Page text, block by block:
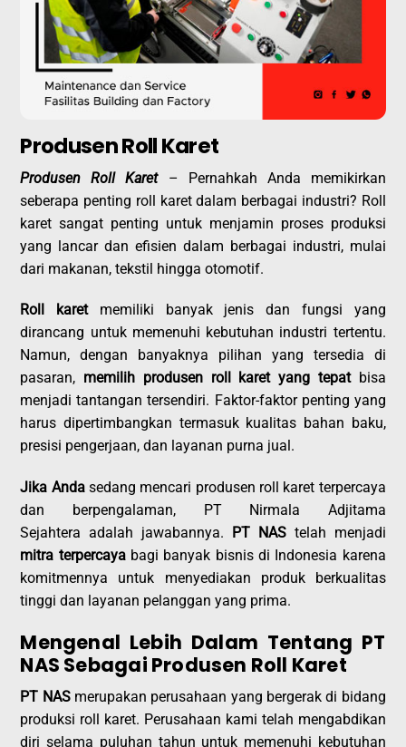
Produsen Roll Karet
Produsen Roll Karet– Pernahkah Anda memikirkan
seberapa penting roll karet dalam berbagai industri? Roll
karet sangat penting untuk menjamin proses produksi
yang lancar dan efisien dalam berbagai industri, mulai
dari makanan, tekstil hingga otomotif.
Roll karetmemiliki banyak jenis dan fungsi yang
dirancang untuk memenuhi kebutuhan industri tertentu.
Namun, dengan banyaknya pilihan yang tersedia di
pasaran, memilih produsen roll karet yang tepatbisa
menjadi tantangan tersendiri. Faktor-faktor penting yang
harus dipertimbangkan termasuk kualitas bahan baku,
presisi pengerjaan, dan layanan purna jual.
Jika Andasedang mencari produsen roll karet terpercaya
dan berpengalaman, PT Nirmala Adjitama
Sejahtera adalah jawabannya.
PT NAS telah menjadi
mitra terpercayabagi banyak bisnis di Indonesia karena
komitmennya untuk menyediakan produk berkualitas
tinggi dan layanan pelanggan yang prima.
Mengenal Lebih Dalam Tentang PT
NAS Sebagai Produsen Roll Karet
PT NAS merupakan perusahaan yang bergerak di bidang
produksi roll karet. Perusahaan kami telah mengabdikan
diri selama puluhan tahun untuk memenuhi kebutuhan